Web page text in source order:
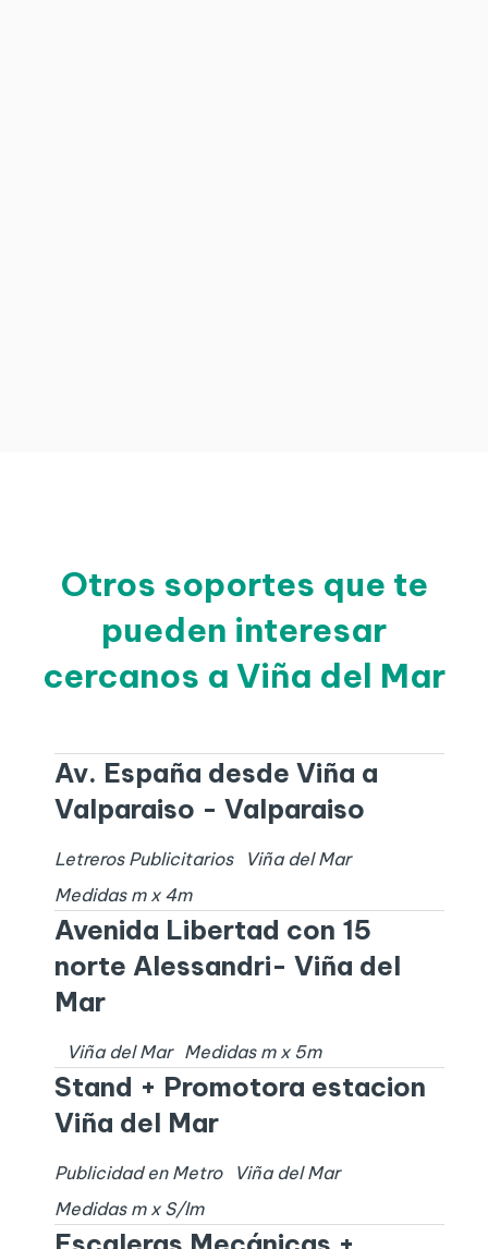
Otros soportes que te
pueden interesar
cercanos a Viña del Mar
Av. España desde Viña a
Valparaiso - Valparaiso
Letreros Publicitarios
Viña del Mar
Medidas m x 4m
Avenida Libertad con 15
norte Alessandri- Viña del
Mar
Viña del Mar Medidas m x 5m
Stand + Promotora estacion
Viña del Mar
Publicidad en Metro
Viña del Mar
Medidas m x S/Im